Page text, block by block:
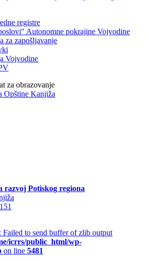
registre
Autonomne pokrajine Vojvodine
za zapošljavanje
Vojvodine
razvoj Potiskog regiona
Failed to send buffer of zlib output
icrrs/public_html/wp-
on line 5481